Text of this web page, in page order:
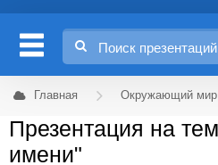
Главная Окружающий мир
Презентация на
имени"